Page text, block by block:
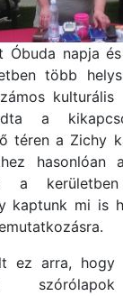
Óbuda napja
több
a
téren a Zichy
hasonlóan
a
kaptunk mi is
ez arra, hogy